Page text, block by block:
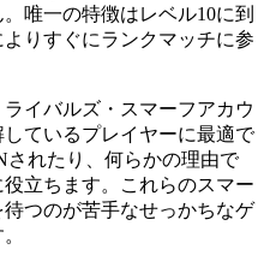
唯一の特徴はレベル10に到
りすぐにランクマッチに参
イバルズ・スマーフアカウ
ているプレイヤーに最適で
れたり、何らかの理由で
立ちます。これらのスマー
つのが苦手なせっかちなゲ